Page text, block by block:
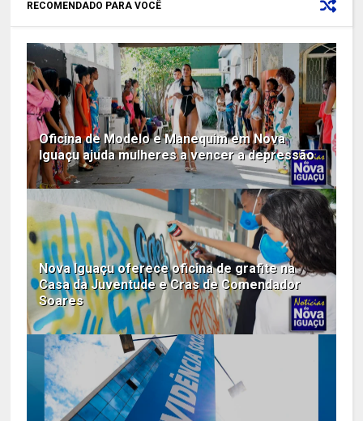
RECOMENDADO PARA VOCÊ
Oficina de Modelo e Manequim em Nova
Iguaçu ajuda mulheres a vencer a depressão
Nova Iguaçu oferece oficina de grafite na
Casa da Juventude e Cras de Comendador
Soares